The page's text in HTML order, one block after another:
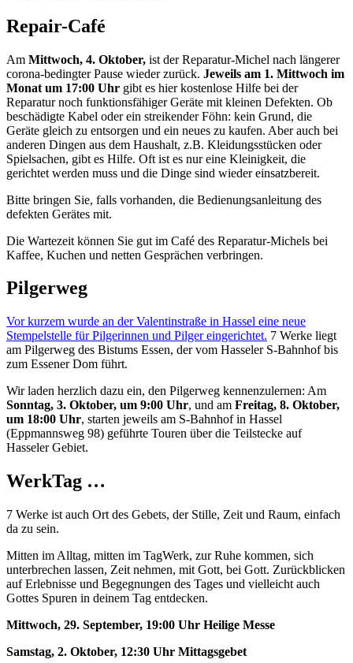
Repair-Café
Am Mittwoch, 4. Oktober, ist der Reparatur-Michel nach längerer
corona-bedingter Pause wieder zurück. Jeweils am 1. Mittwoch im
Monat um 17:00 Uhr gibt es hier kostenlose Hilfe bei der
Reparatur noch funktionsfähiger Geräte mit kleinen Defekten. Ob
beschädigte Kabel oder ein streikender Föhn: kein Grund, die
Geräte gleich zu entsorgen und ein neues zu kaufen. Aber auch bei
anderen Dingen aus dem Haushalt, z.B. Kleidungsstücken oder
Spielsachen, gibt es Hilfe. Oft ist es nur eine Kleinigkeit, die
gerichtet werden muss und die Dinge sind wieder einsatzbereit.
Bitte bringen Sie, falls vorhanden, die Bedienungsanleitung des
defekten Gerätes mit.
Die Wartezeit können Sie gut im Café des Reparatur-Michels bei
Kaffee, Kuchen und netten Gesprächen verbringen.
Pilgerweg
Vor kurzem wurde an der Valentinstraße in Hassel eine neue
Stempelstelle für Pilgerinnen und Pilger eingerichtet. 7 Werke liegt
am Pilgerweg des Bistums Essen, der vom Hasseler S-Bahnhof bis
zum Essener Dom führt.
Wir laden herzlich dazu ein, den Pilgerweg kennenzulernen: Am
Sonntag, 3. Oktober, um 9:00 Uhr, und am Freitag, 8. Oktober,
um 18:00 Uhr, starten jeweils am S-Bahnhof in Hassel
(Eppmannsweg 98) geführte Touren über die Teilstecke auf
Hasseler Gebiet.
WerkTag …
7 Werke ist auch Ort des Gebets, der Stille, Zeit und Raum, einfach
da zu sein.
Mitten im Alltag, mitten im TagWerk, zur Ruhe kommen, sich
unterbrechen lassen, Zeit nehmen, mit Gott, bei Gott. Zurückblicken
auf Erlebnisse und Begegnungen des Tages und vielleicht auch
Gottes Spuren in deinem Tag entdecken.
Mittwoch, 29. September, 19:00 Uhr Heilige Messe
Samstag, 2. Oktober, 12:30 Uhr Mittagsgebet